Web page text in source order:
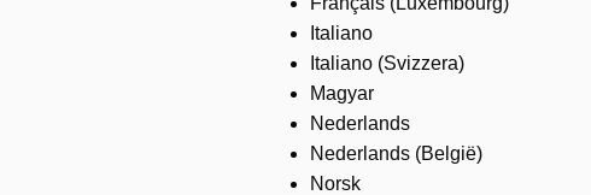
Italiano
Italiano (Svizzera)
Magyar
Nederlands
Nederlands (België)
Norsk